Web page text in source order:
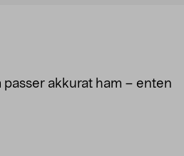
akkurat ham – enten